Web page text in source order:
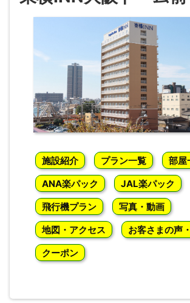
施設紹介 プラン一覧
部屋
ANA楽パック
JAL楽パック
飛行機プラン
写真・動画
地図・アクセス
お客さまの声
クーポン